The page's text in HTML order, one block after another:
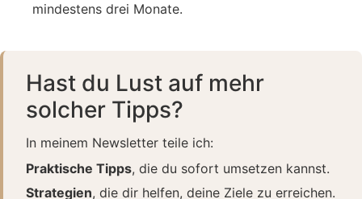
mindestens drei Monate.
Hast du Lust auf mehr
solcher Tipps?
In meinem Newsletter teile ich:
Praktische Tipps, die du sofort umsetzen kannst.
Strategien, die dir helfen, deine Ziele zu erreichen.